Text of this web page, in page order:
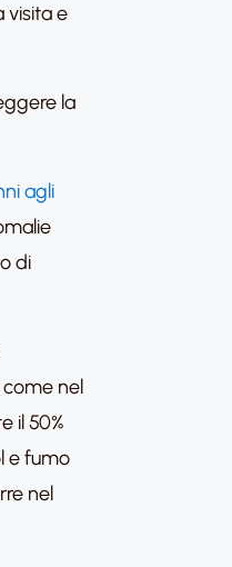
visita e
la
agli
di
nel
il 50%
e fumo
nel